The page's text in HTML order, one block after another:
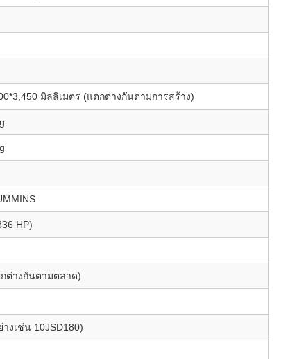
มิลลิเมตร (แตกต่างกันตามการสร้าง)
HP)
ต่างกันตามตลาด)
งเช่น 10JSD180)